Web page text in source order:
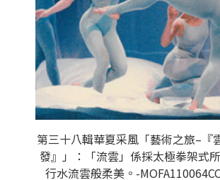
第三十八輯華夏采風「藝術之旅–『
發』」：「流雲」係採太極拳架式
行水流雲般柔美。-